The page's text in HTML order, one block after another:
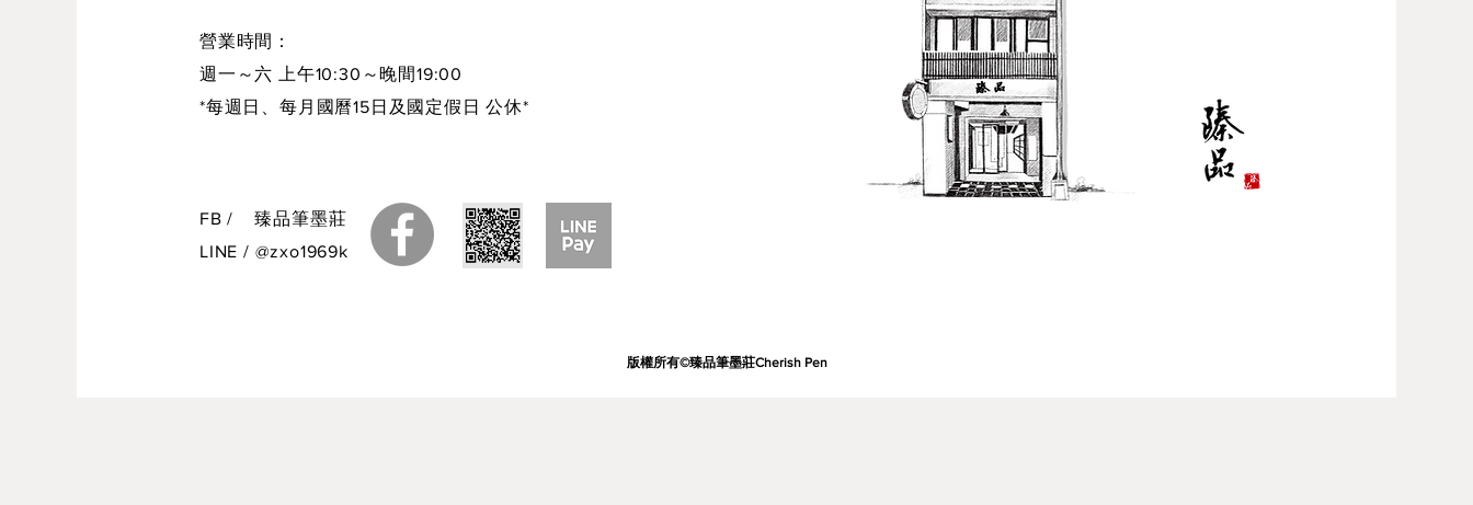
營業時間：
週一～六 上午10:30～晚間19:00
*每週日、每月國曆15日及國定假日 公休*
FB/臻品筆墨莊
LINE / @zxo1969k
版權所有©臻品筆墨莊Cherish Pen